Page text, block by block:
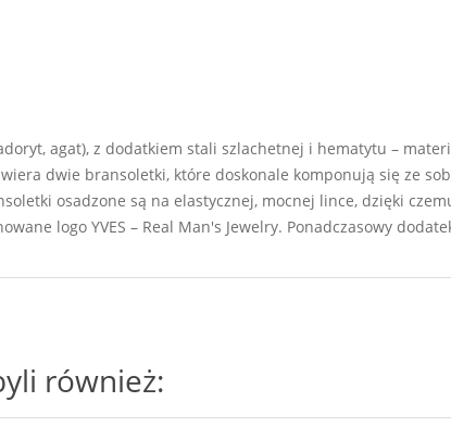
agat), z dodatkiem stali szlachetnej i hematytu –
dwie bransoletki, które doskonale komponują się ze
osadzone są na elastycznej, mocnej lince, dzięki
logo YVES – Real Man's Jewelry. Ponadczasowy
również: